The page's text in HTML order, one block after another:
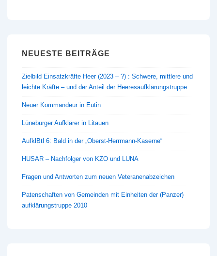
NEUESTE BEITRÄGE
Zielbild Einsatzkräfte Heer (2023 – ?) : Schwere, mittlere und
leichte Kräfte – und der Anteil der Heeresaufklärungstruppe
Neuer Kommandeur in Eutin
Lüneburger Aufklärer in Litauen
AufklBtl 6: Bald in der „Oberst-Herrmann-Kaserne“
HUSAR – Nachfolger von KZO und LUNA
Fragen und Antworten zum neuen Veteranenabzeichen
Patenschaften von Gemeinden mit Einheiten der (Panzer)
aufklärungstruppe 2010